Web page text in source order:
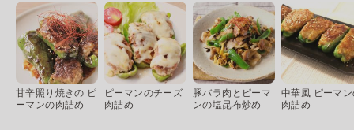
甘辛照り焼きの ピ
ーマンの肉詰め
ピーマンのチーズ
肉詰め
豚バラ肉とピーマ
ンの塩昆布炒め
中華風 ピーマ
肉詰め